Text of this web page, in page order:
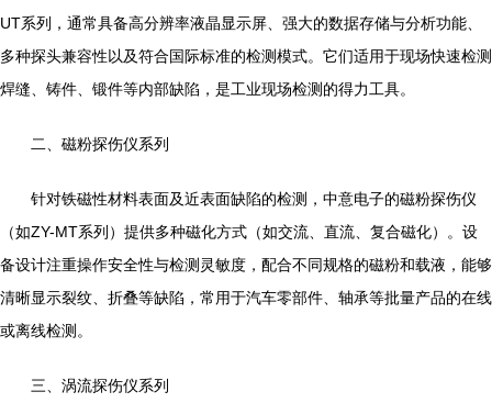
UT系列，通常具备高分辨率液晶显示屏、强大的数据存储与分析功能、
多种探头兼容性以及符合国际标准的检测模式。它们适用于现场快速检测
焊缝、铸件、锻件等内部缺陷，是工业现场检测的得力工具。
二、磁粉探伤仪系列
针对铁磁性材料表面及近表面缺陷的检测，中意电子的磁粉探伤仪
（如ZY-MT系列）提供多种磁化方式（如交流、直流、复合磁化）。设
备设计注重操作安全性与检测灵敏度，配合不同规格的磁粉和载液，能够
清晰显示裂纹、折叠等缺陷，常用于汽车零部件、轴承等批量产品的在线
或离线检测。
三、涡流探伤仪系列